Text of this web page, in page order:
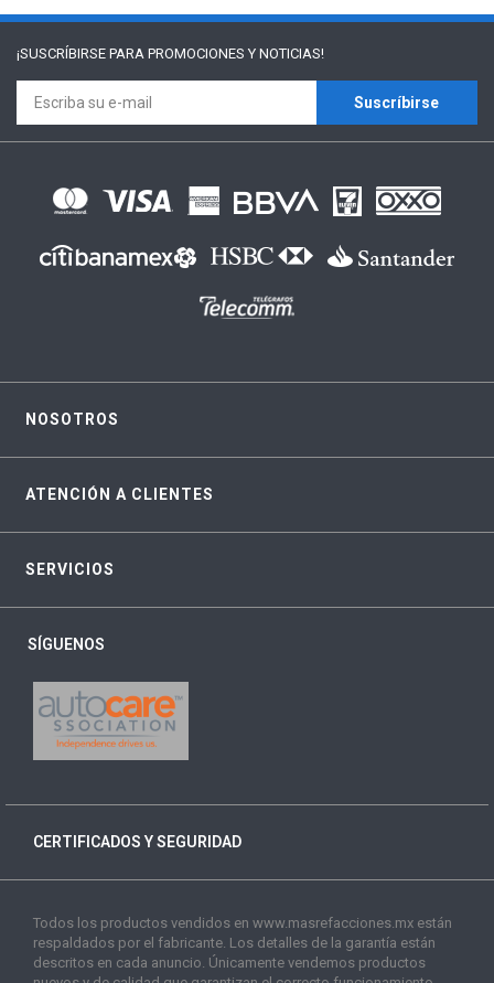
¡SUSCRÍBIRSE PARA PROMOCIONES Y NOTICIAS!
Suscríbirse
NOSOTROS
ATENCIÓN A CLIENTES
SERVICIOS
SÍGUENOS
CERTIFICADOS Y SEGURIDAD
Todos los productos vendidos en www.masrefacciones.mx están
respaldados por el fabricante. Los detalles de la garantía están
descritos en cada anuncio. Únicamente vendemos productos